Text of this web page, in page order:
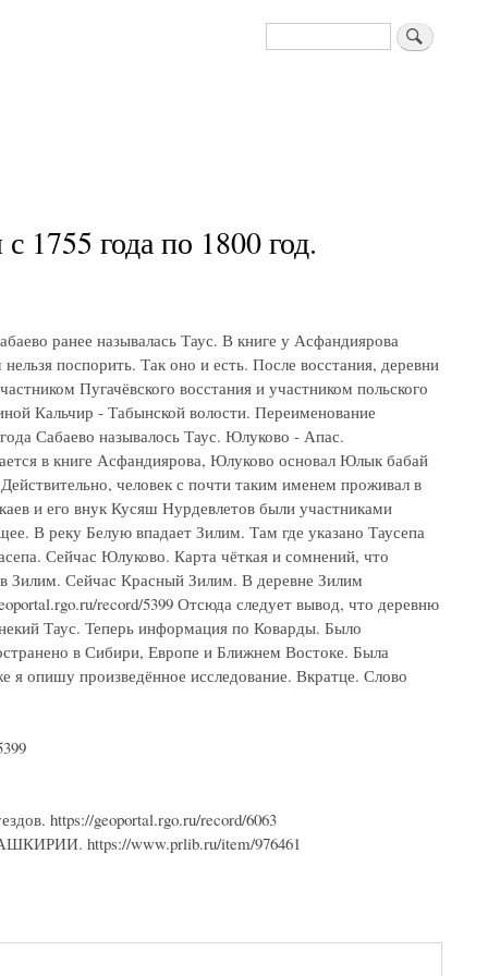
Поиск
года по 1800 год.
ранее называлась Таус. В книге у Асфандиярова
поспорить. Так оно и есть. После восстания, деревни
Пугачёвского восстания и участником польского
Кальчир - Табынской волости. Переименование
Сабаево называлось Таус. Юлуково - Апас.
в книге Асфандиярова, Юлуково основал Юлык бабай
человек с почти таким именем проживал в
и его внук Кусяш Нурдевлетов были участниками
В реку Белую впадает Зилим. Там где указано Таусепа
Сейчас Юлуково. Карта чёткая и сомнений, что
Зилим. Сейчас Красный Зилим. В деревне Зилим
record/5399 Отсюда следует вывод, что деревню
Таус. Теперь информация по Коварды. Было
в Сибири, Европе и Ближнем Востоке. Была
я опишу произведённое исследование. Вкратце. Слово
https://geoportal.rgo.ru/record/6063
https://www.prlib.ru/item/976461